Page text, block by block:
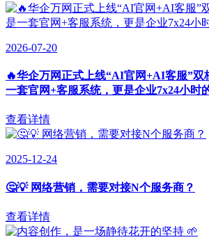
2026-07-20
🔥华企万网正式上线“AI官网+AI客服”双
一套官网+客服系统，更是企业7x24小时
查看详情
2025-12-24
🤔💡 网络营销，需要对接N个服务商？
查看详情